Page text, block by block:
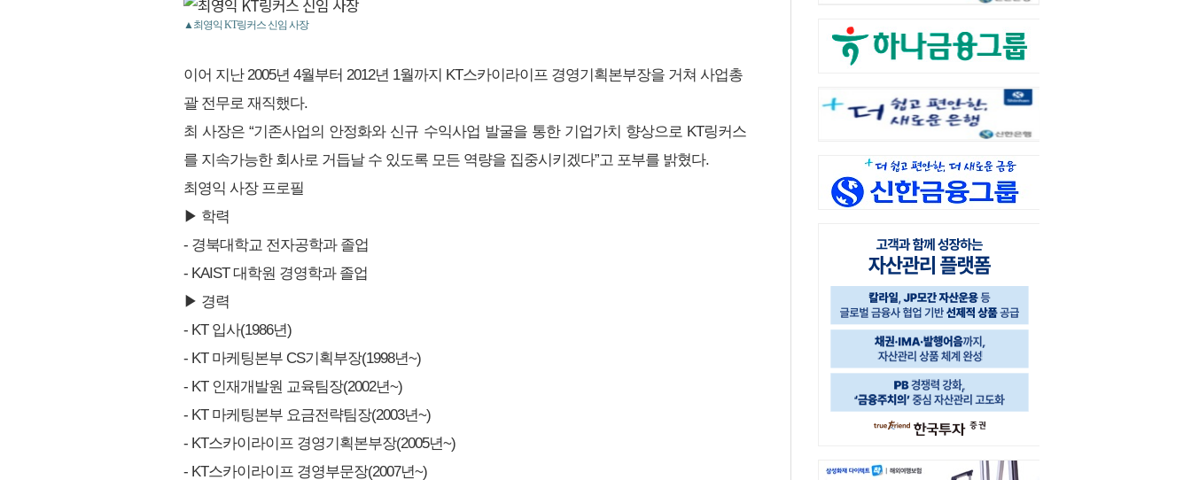
▲최영익 KT링커스 신임 사장
이어 지난 2005년 4월부터 2012년 1월까지 KT스카이라이프 경영기획본부장을 거쳐 사업총
괄 전무로 재직했다.
최 사장은 “기존사업의 안정화와 신규 수익사업 발굴을 통한 기업가치 향상으로 KT링커스
를 지속가능한 회사로 거듭날 수 있도록 모든 역량을 집중시키겠다”고 포부를 밝혔다.
최영익 사장 프로필
▶ 학력
- 경북대학교 전자공학과 졸업
- KAIST 대학원 경영학과 졸업
▶ 경력
- KT 입사(1986년)
- KT 마케팅본부 CS기획부장(1998년~)
- KT 인재개발원 교육팀장(2002년~)
- KT 마케팅본부 요금전략팀장(2003년~)
- KT스카이라이프 경영기획본부장(2005년~)
- KT스카이라이프 경영부문장(2007년~)